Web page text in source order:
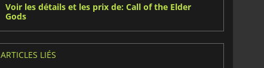
Voir les détails et les prix de: Call of the Elder
Gods
ARTICLES LIÉS